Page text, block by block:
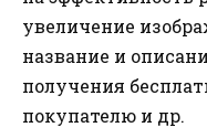
увеличение
название и
получения
покупателю и др.